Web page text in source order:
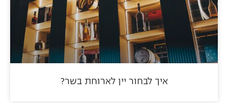
איך לבחור יין לארוחת בשר?